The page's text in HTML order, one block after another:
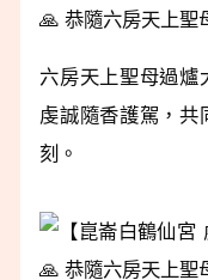
六房天上聖母過爐
虔誠隨香護駕，共
刻。